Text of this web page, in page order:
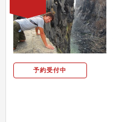
予約受付中